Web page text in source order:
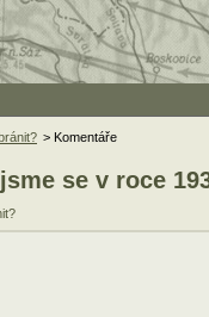
se v roce
> Komentáře